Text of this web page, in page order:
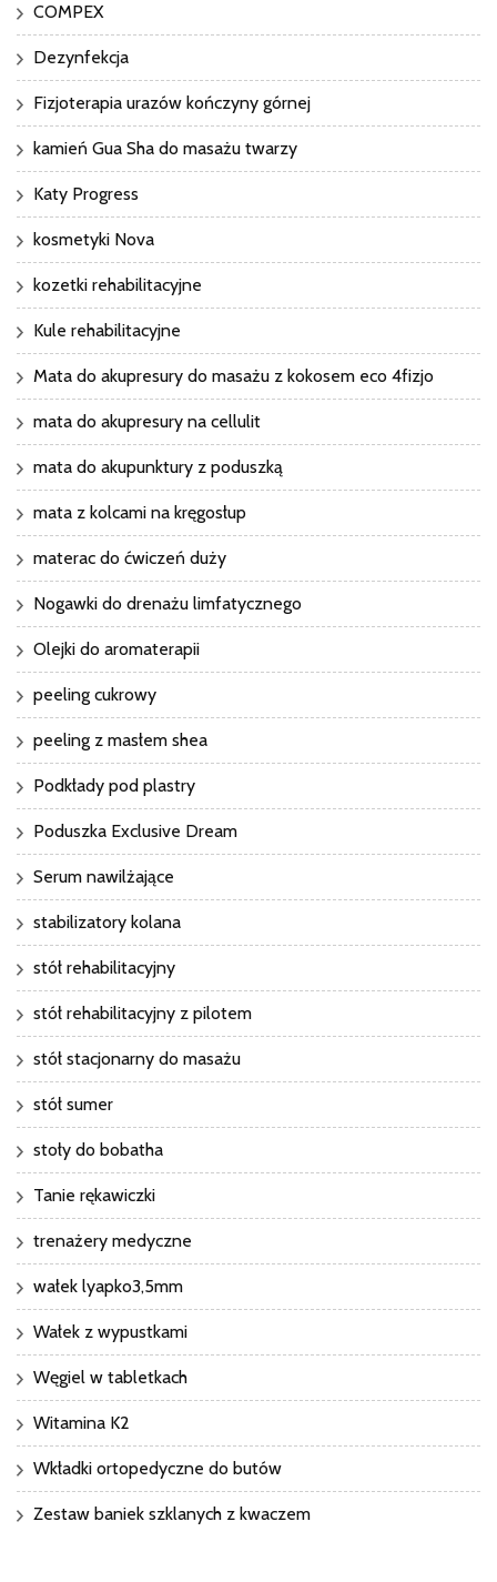
COMPEX
Dezynfekcja
Fizjoterapia urazów kończyny górnej
kamień Gua Sha do masażu twarzy
Katy Progress
kosmetyki Nova
kozetki rehabilitacyjne
Kule rehabilitacyjne
Mata do akupresury do masażu z kokosem eco 4fizjo
mata do akupresury na cellulit
mata do akupunktury z poduszką
mata z kolcami na kręgosłup
materac do ćwiczeń duży
Nogawki do drenażu limfatycznego
Olejki do aromaterapii
peeling cukrowy
peeling z masłem shea
Podkłady pod plastry
Poduszka Exclusive Dream
Serum nawilżające
stabilizatory kolana
stół rehabilitacyjny
stół rehabilitacyjny z pilotem
stół stacjonarny do masażu
stół sumer
stoły do bobatha
Tanie rękawiczki
trenażery medyczne
wałek lyapko3,5mm
Wałek z wypustkami
Węgiel w tabletkach
Witamina K2
Wkładki ortopedyczne do butów
Zestaw baniek szklanych z kwaczem